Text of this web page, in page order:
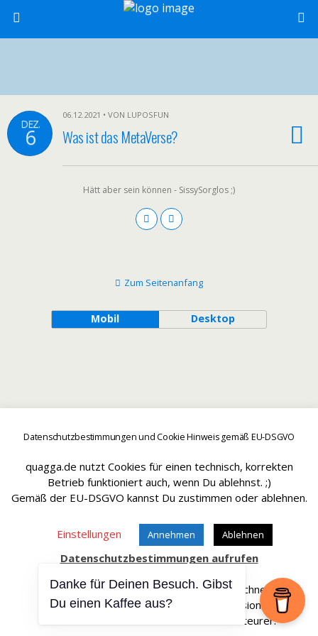
DEZ.
6
06.12.2021 • VON LUPOSFUN
Was ist das MetaVerse?
Hätt aber sein können - SissySorglos ;)
Datenschutzbestimmungen und Cookie Hinweis gemäß EU-DSGVO
quagga.de nutzt Cookies für einen technisch, korrekten
Betrieb funktioniert auch, wenn Du ablehnst. ;)
Gemäß der EU-DSGVO kannst Du zustimmen oder ablehnen.
Einstellungen Annehmen Ablehnen
Datenschutzbestimmungen aufrufen
Affiliate Links sind mit einem * gekennteichnet.
Wir erhalten bei einem Kauf eine Provision.
Die Artikel werden für Dich dadurch nicht teurer.
Zum Seitenanfang
Mobil Desktop
Danke für Deinen Besuch. Gibst
Du einen Kaffee aus?